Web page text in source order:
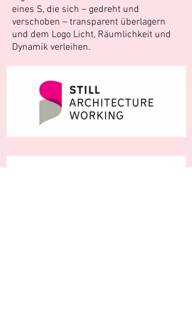
eines S, die sich – gedreht und
verschoben – transparent überlagern
und dem Logo Licht, Räumlichkeit und
Dynamik verleihen.